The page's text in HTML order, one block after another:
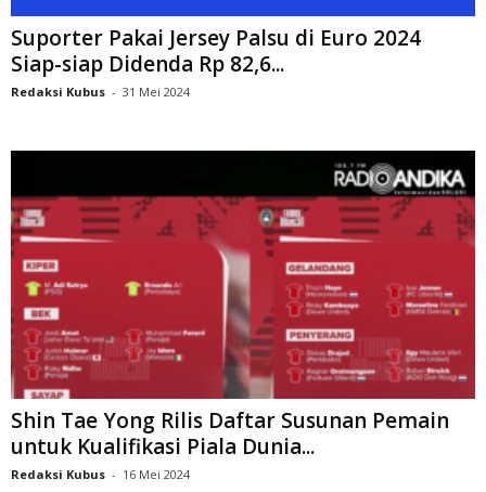
Suporter Pakai Jersey Palsu di Euro 2024
Siap-siap Didenda Rp 82,6...
Redaksi Kubus - 31 Mei 2024
Shin Tae Yong Rilis Daftar Susunan Pemain
untuk Kualifikasi Piala Dunia...
Redaksi Kubus - 16 Mei 2024